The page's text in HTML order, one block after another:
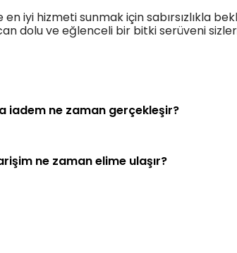
en iyi hizmeti sunmak için sabırsızlıkla
dolu ve eğlenceli bir bitki serüveni
iadem ne zaman gerçekleşir?
ne zaman elime ulaşır?